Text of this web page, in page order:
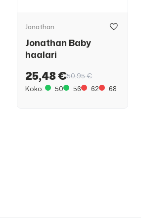
Jonathan
Jonathan Baby
haalari
25,48 €50,95 €
Koko:
50 56 62 68